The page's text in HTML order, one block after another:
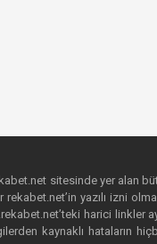
sitesinde yer alan
yazılı izni
harici linkler
kaynaklı hataların